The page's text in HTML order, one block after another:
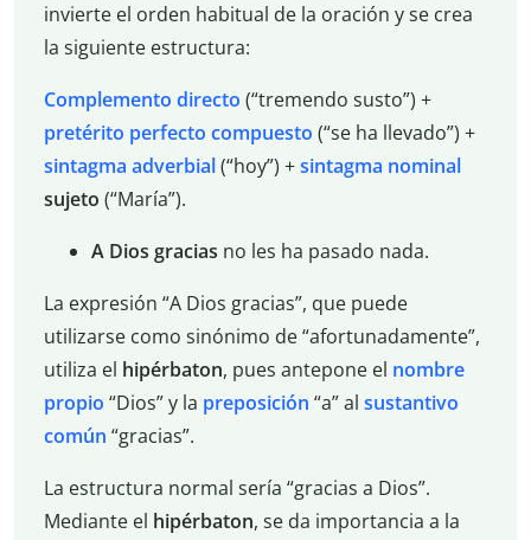
invierte el orden habitual de la oración y se crea
la siguiente estructura:
Complemento directo (“tremendo susto”) +
pretérito perfecto compuesto (“se ha llevado”) +
sintagma adverbial(“hoy”) +sintagma nominal
sujeto (“María”).
A Dios gracias no les ha pasado nada.
La expresión “A Dios gracias”, que puede
utilizarse como sinónimo de “afortunadamente”,
utiliza el hipérbaton, pues antepone el nombre
propio “Dios” y la preposición “a” al sustantivo
común “gracias”.
La estructura normal sería “gracias a Dios”.
Mediante el hipérbaton, se da importancia a la